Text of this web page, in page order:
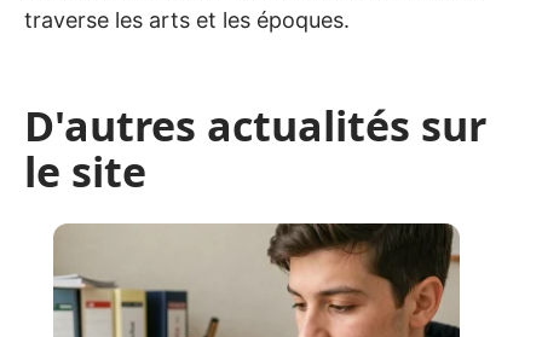
traverse les arts et les époques.
D'autres actualités sur
le site